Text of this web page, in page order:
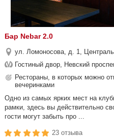
Бар Nebar 2.0
ул. Ломоносова, д. 1,
Гостиный двор, Невский
Рестораны, в которых можно
вечеринками
Одно из самых ярких мест на
рамки, здесь вы действительно
гости могут забыть про ...
23 отзыва